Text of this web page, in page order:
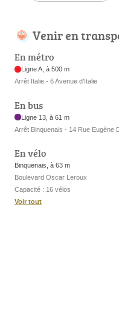
Venir en
En métro
Ligne A, à 500 m
Arrêt Italie - 6 Avenue d'Italie
En bus
Ligne 13, à 61 m
Arrêt Binquenais - 14 Rue Eugène
En vélo
Binquenais, à 63 m
Boulevard Oscar Leroux
Capacité : 16 vélos
Voir tout